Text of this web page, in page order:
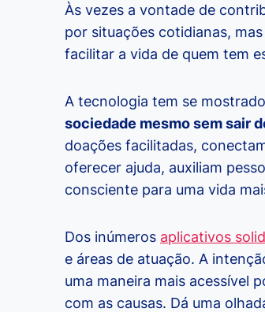
Às vezes a vontade de
por situações cotidianas,
facilitar a vida de quem tem
A tecnologia tem se
sociedade mesmo sem sair
doações facilitadas,
oferecer ajuda, auxiliam
consciente para uma vida
Dos inúmeros aplicativos
e áreas de atuação. A
uma maneira mais acessível
com as causas. Dá uma